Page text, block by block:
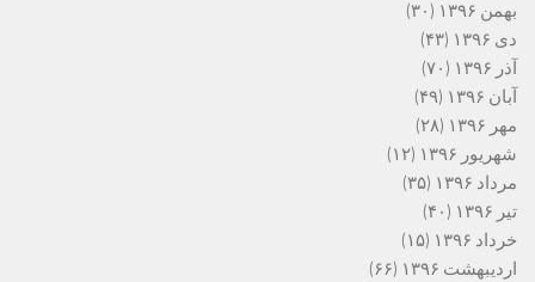
بهمن ۱۳۹۶
(۳۰)
دی ۱۳۹۶
(۴۳)
آذر ۱۳۹۶
(۷۰)
آبان ۱۳۹۶
(۴۹)
مهر ۱۳۹۶
(۲۸)
شهریور ۱۳۹۶
(۱۲)
مرداد ۱۳۹۶
(۳۵)
تیر ۱۳۹۶
(۴۰)
خرداد ۱۳۹۶
(۱۵)
اردیبهشت ۱۳۹۶
(۶۶)